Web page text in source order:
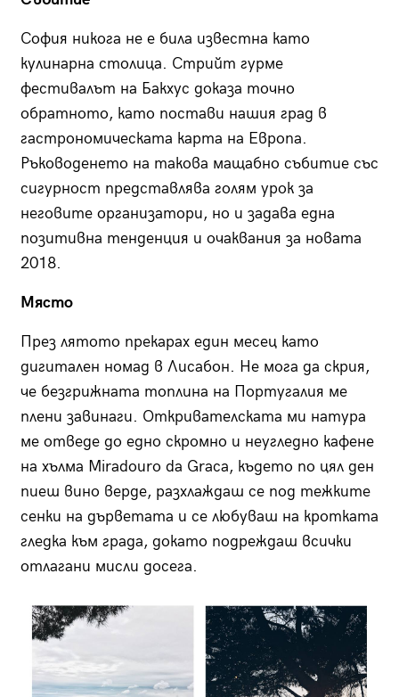
София никога не е била известна като
кулинарна столица. Стрийт гурме
фестивалът на Бакхус доказа точно
обратното, като постави нашия град в
гастрономическата карта на Европа.
Ръководенето на такова мащабно събитие със
сигурност представлява голям урок за
неговите организатори, но и задава една
позитивна тенденция и очаквания за новата
2018.
Място
През лятото прекарах един месец като
дигитален номад в Лисабон. Не мога да скрия,
че безгрижната топлина на Португалия ме
плени завинаги. Откривателската ми натура
ме отведе до едно скромно и неугледно кафене
на хълма Miradouro da Graca, където по цял ден
пиеш вино верде, разхлаждаш се под тежките
сенки на дърветата и се любуваш на кротката
гледка към града, докато подреждаш всички
отлагани мисли досега.